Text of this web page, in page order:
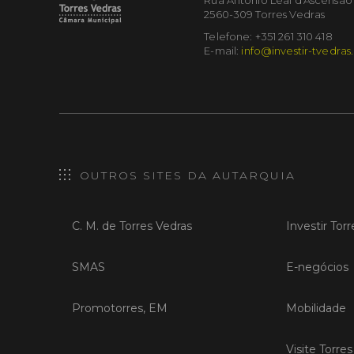
2560-309 Torres Vedras
Telefone: +351 261 310 418
E-mail: info@investir-
OUTROS SITES DA AUTARQUIA
C. M. de Torres Vedras
SMAS
Promotorres, EM
Investir
E-negócios
Mobilidade
Visite